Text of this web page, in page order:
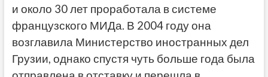
и около 30 лет проработала в системе
французского МИДа. В 2004 году она
возглавила Министерство иностранных дел
Грузии, однако спустя чуть больше года была